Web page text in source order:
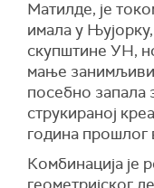
Матилде, је
имала у
скупштине УН,
мање
посебно запала
струкираној
година прошлог
Комбинација је